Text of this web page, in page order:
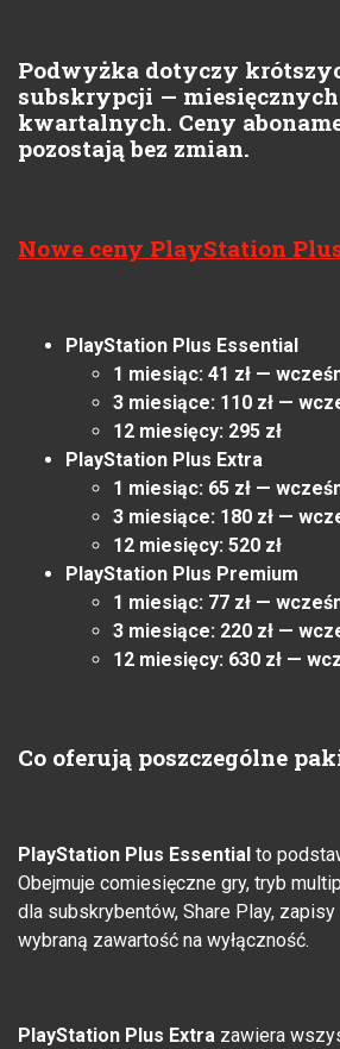
Podwyżka dotyczy
subskrypcji — miesięcznych
kwartalnych. Ceny
pozostają bez zmian.
Nowe ceny PlayStation
PlayStation Plus Essential
1 miesiąc: 41 zł —
3 miesiące: 110 zł —
12 miesięcy: 295 zł
PlayStation Plus Extra
1 miesiąc: 65 zł —
3 miesiące: 180 zł —
12 miesięcy: 520 zł
PlayStation Plus Premium
1 miesiąc: 77 zł —
3 miesiące: 220 zł —
12 miesięcy: 630 zł —
Co oferują poszczególne
PlayStation Plus Essential to
Obejmuje comiesięczne gry, tryb
dla subskrybentów, Share Play,
wybraną zawartość na wyłączność.
PlayStation Plus Extra zawiera